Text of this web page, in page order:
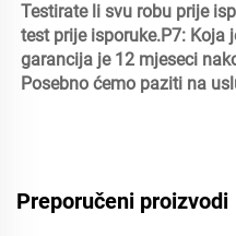
Testirate li svu robu prije
test prije isporuke.P7: Koja
garancija je 12 mjeseci
Posebno ćemo paziti na
Preporučeni proizvodi